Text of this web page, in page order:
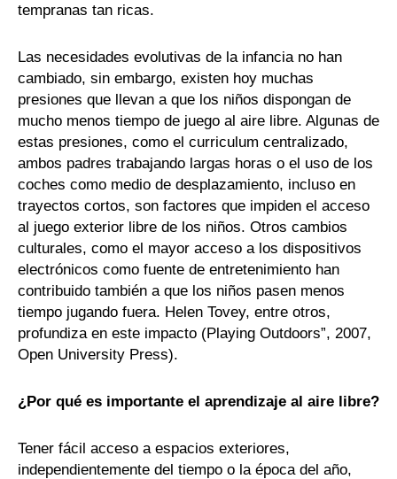
tempranas tan ricas.
Las necesidades evolutivas de la infancia no han
cambiado, sin embargo, existen hoy muchas
presiones que llevan a que los niños dispongan de
mucho menos tiempo de juego al aire libre. Algunas de
estas presiones, como el curriculum centralizado,
ambos padres trabajando largas horas o el uso de los
coches como medio de desplazamiento, incluso en
trayectos cortos, son factores que impiden el acceso
al juego exterior libre de los niños. Otros cambios
culturales, como el mayor acceso a los dispositivos
electrónicos como fuente de entretenimiento han
contribuido también a que los niños pasen menos
tiempo jugando fuera. Helen Tovey, entre otros,
profundiza en este impacto (Playing Outdoors”, 2007,
Open University Press).
¿Por qué es importante el aprendizaje al aire libre?
Tener fácil acceso a espacios exteriores,
independientemente del tiempo o la época del año,